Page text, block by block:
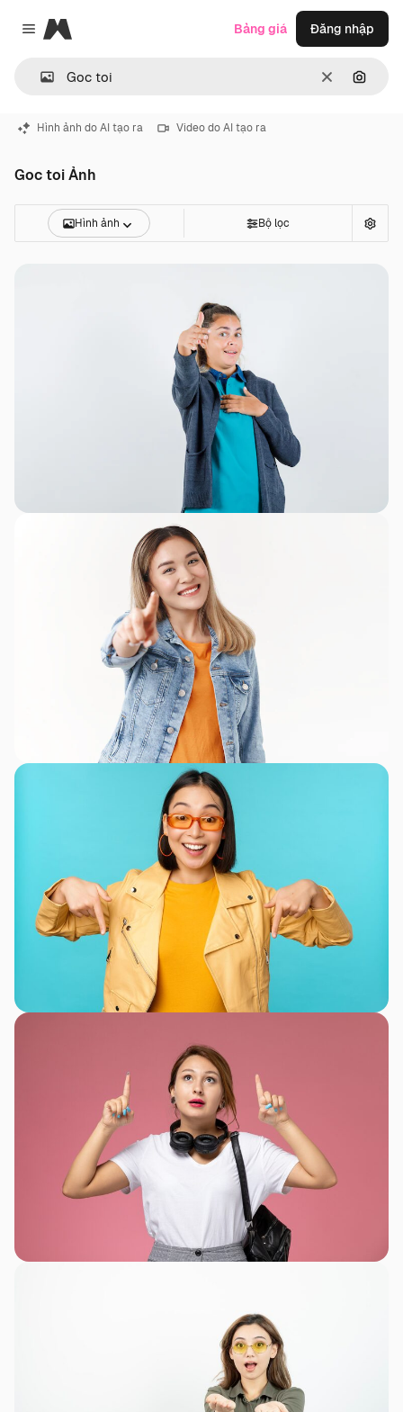
Close menu
Magnific
ThôngTìm
Bảng giá Đăng nhập
Hình ảnh do AI tạo ra Video do AI tạo ra
Goc toi Ảnh
Hình ảnh Bộ lọc